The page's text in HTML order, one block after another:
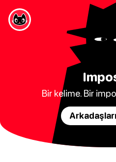
Bir kelime. Bir